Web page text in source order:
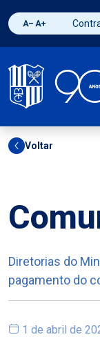
Diminuir fonte
Aumentar
Voltar
Diretorias do
pagamento do
1 de abril de